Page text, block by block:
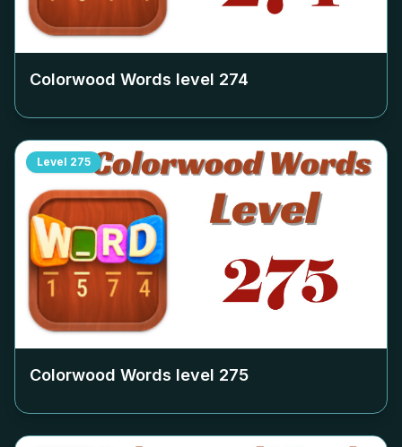
Colorwood Words level 274
Level 275
Colorwood Words level 275